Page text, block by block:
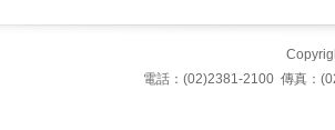
電話：(02)2381-2100 傳真：